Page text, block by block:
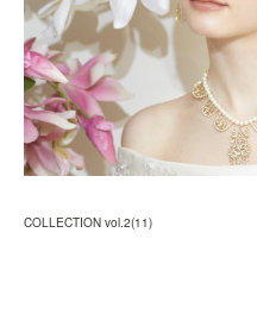
COLLECTION vol.2(11)